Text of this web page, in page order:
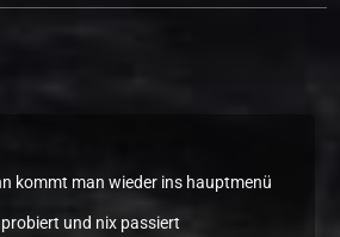
kommt man wieder ins hauptmenü
und nix passiert